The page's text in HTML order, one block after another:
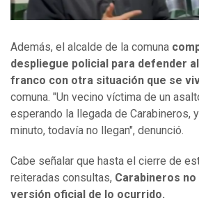
Además, el alcalde de la comuna
despliegue policial para defender
franco con otra situación que se
comuna. "Un vecino víctima de un
esperando la llegada de Carabineros,
minuto, todavía no llegan", denunció.
Cabe señalar que hasta el cierre de
reiteradas consultas, Carabineros
versión oficial de lo ocurrido.